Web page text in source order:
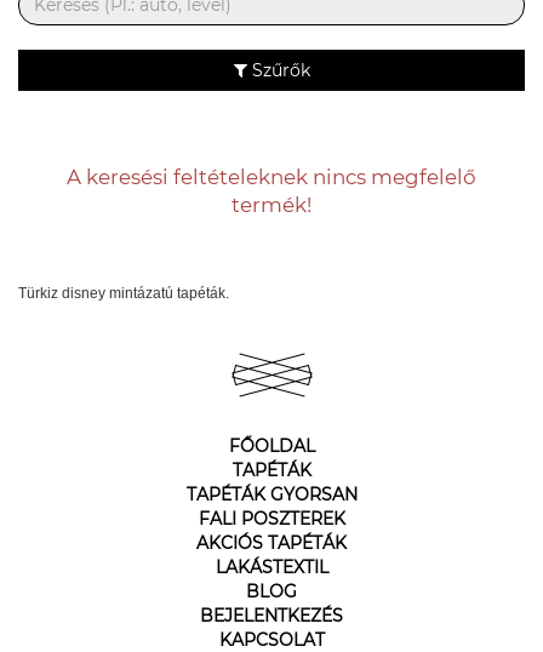
Szűrők
A keresési feltételeknek nincs megfelelő
termék!
Türkiz disney mintázatú tapéták.
FŐOLDAL
TAPÉTÁK
TAPÉTÁK GYORSAN
FALI POSZTEREK
AKCIÓS TAPÉTÁK
LAKÁSTEXTIL
BLOG
BEJELENTKEZÉS
KAPCSOLAT